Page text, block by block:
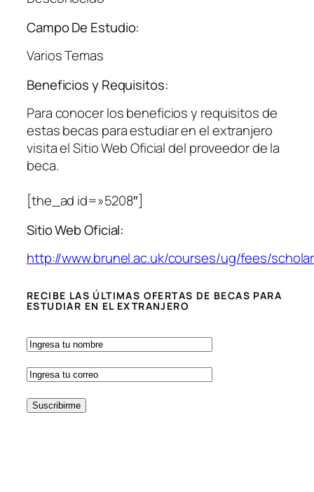
Campo De Estudio:
Varios Temas
Beneficios y Requisitos:
Para conocer los beneficios y requisitos de
estas becas para estudiar en el extranjero
visita el Sitio Web Oficial del proveedor de la
beca.
[the_ad id=»5208″]
Sitio Web Oficial:
http://www.brunel.ac.uk/courses/ug/fees/
RECIBE LAS ÚLTIMAS OFERTAS DE BECAS PARA
ESTUDIAR EN EL EXTRANJERO